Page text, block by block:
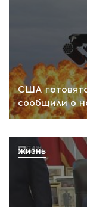
США
сообщили о
ЖИЗНЬ